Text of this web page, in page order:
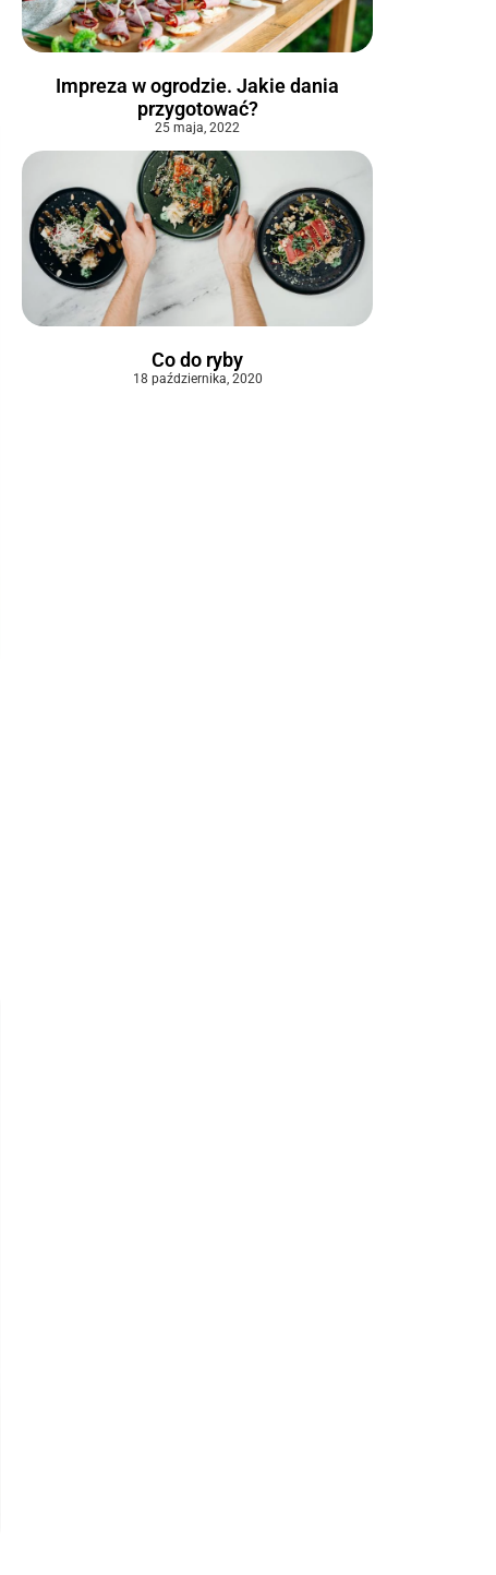
Impreza w ogrodzie. Jakie dania
przygotować?
25 maja, 2022
Co do ryby
18 października, 2020